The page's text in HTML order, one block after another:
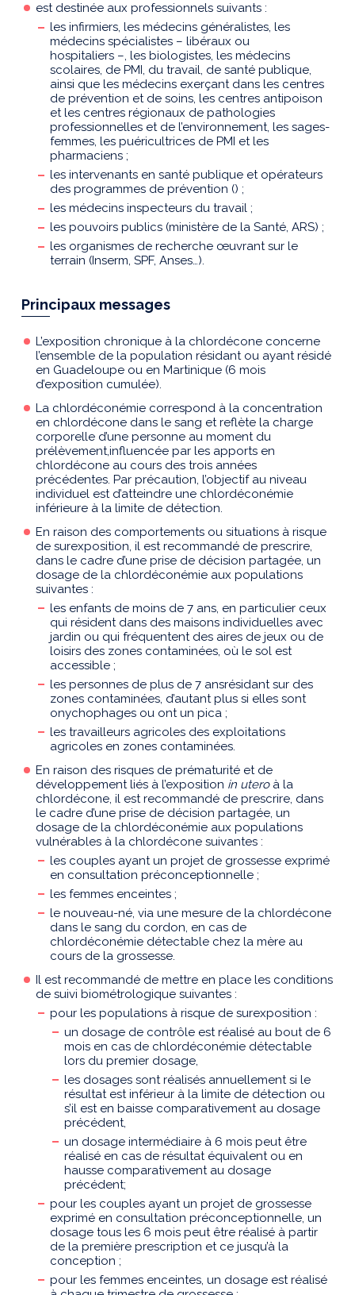
est destinée aux professionnels suivants :
les infirmiers, les médecins généralistes, les
médecins spécialistes – libéraux ou
hospitaliers –, les biologistes, les médecins
scolaires, de PMI, du travail, de santé publique,
ainsi que les médecins exerçant dans les centres
de prévention et de soins, les centres antipoison
et les centres régionaux de pathologies
professionnelles et de l’environnement, les sages-
femmes, les puéricultrices de PMI et les
pharmaciens ;
les intervenants en santé publique et opérateurs
des programmes de prévention () ;
les médecins inspecteurs du travail ;
les pouvoirs publics (ministère de la Santé, ARS) ;
les organismes de recherche œuvrant sur le
terrain (Inserm, SPF, Anses…).
Principaux messages
L’exposition chronique à la chlordécone concerne
l’ensemble de la population résidant ou ayant résidé
en Guadeloupe ou en Martinique (6 mois
d’exposition cumulée).
La chlordéconémie correspond à la concentration
en chlordécone dans le sang et reflète la charge
corporelle d’une personne au moment du
prélèvement,influencée par les apports en
chlordécone au cours des trois années
précédentes. Par précaution, l’objectif au niveau
individuel est d’atteindre une chlordéconémie
inférieure à la limite de détection.
En raison des comportements ou situations à risque
de surexposition, il est recommandé de prescrire,
dans le cadre d’une prise de décision partagée, un
dosage de la chlordéconémie aux populations
suivantes :
les enfants de moins de 7 ans, en particulier ceux
qui résident dans des maisons individuelles avec
jardin ou qui fréquentent des aires de jeux ou de
loisirs des zones contaminées, où le sol est
accessible ;
les personnes de plus de 7 ansrésidant sur des
zones contaminées, d’autant plus si elles sont
onychophages ou ont un pica ;
les travailleurs agricoles des exploitations
agricoles en zones contaminées.
En raison des risques de prématurité et de
développement liés à l’exposition in uteroà la
chlordécone, il est recommandé de prescrire, dans
le cadre d’une prise de décision partagée, un
dosage de la chlordéconémie aux populations
vulnérables à la chlordécone suivantes :
les couples ayant un projet de grossesse exprimé
en consultation préconceptionnelle ;
les femmes enceintes ;
le nouveau-né, via une mesure de la chlordécone
dans le sang du cordon, en cas de
chlordéconémie détectable chez la mère au
cours de la grossesse.
Il est recommandé de mettre en place les conditions
de suivi biométrologique suivantes :
pour les populations à risque de surexposition :
un dosage de contrôle est réalisé au bout de 6
mois en cas de chlordéconémie détectable
lors du premier dosage,
les dosages sont réalisés annuellement si le
résultat est inférieur à la limite de détection ou
s’il est en baisse comparativement au dosage
précédent,
un dosage intermédiaire à 6 mois peut être
réalisé en cas de résultat équivalent ou en
hausse comparativement au dosage
précédent;
pour les couples ayant un projet de grossesse
exprimé en consultation préconceptionnelle, un
dosage tous les 6 mois peut être réalisé à partir
de la première prescription et ce jusqu’à la
conception ;
pour les femmes enceintes, un dosage est réalisé